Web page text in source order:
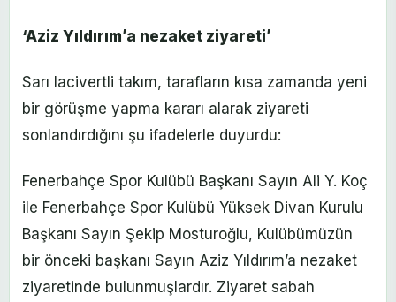
‘Aziz Yıldırım’a nezaket ziyareti’
Sarı lacivertli takım, tarafların kısa zamanda yeni
bir görüşme yapma kararı alarak ziyareti
sonlandırdığını şu ifadelerle duyurdu:
Fenerbahçe Spor Kulübü Başkanı Sayın Ali Y. Koç
ile Fenerbahçe Spor Kulübü Yüksek Divan Kurulu
Başkanı Sayın Şekip Mosturoğlu, Kulübümüzün
bir önceki başkanı Sayın Aziz Yıldırım’a nezaket
ziyaretinde bulunmuşlardır. Ziyaret sabah